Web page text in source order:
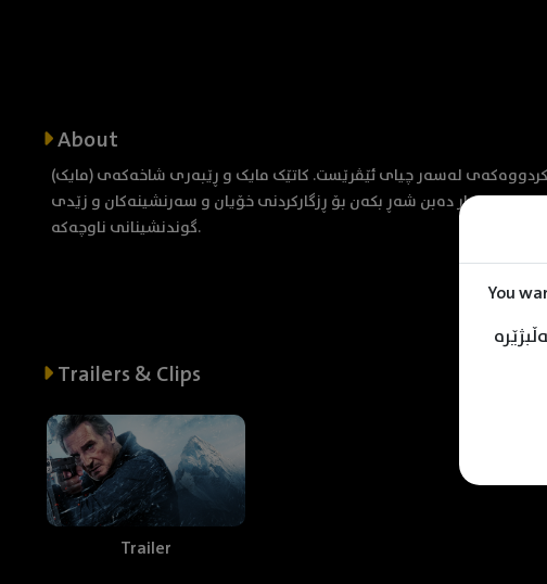
You
About
(مایک) گەشت دەکات بۆ نیپاڵ بۆ بڵاوکردنەوەی خۆڵەمێشی برا کۆچکردووەکەی لەسەر چیای ئێڤرێست. کاتێک مایک و ڕێبەری شاخەکەی
ناچار دەبن شەڕ بکەن بۆ ڕزگارکردنی خۆیان و سەرنشینەکان و زێدی
گوندنشینانی ناوچەکە.
Trailers & Clips
Trailer